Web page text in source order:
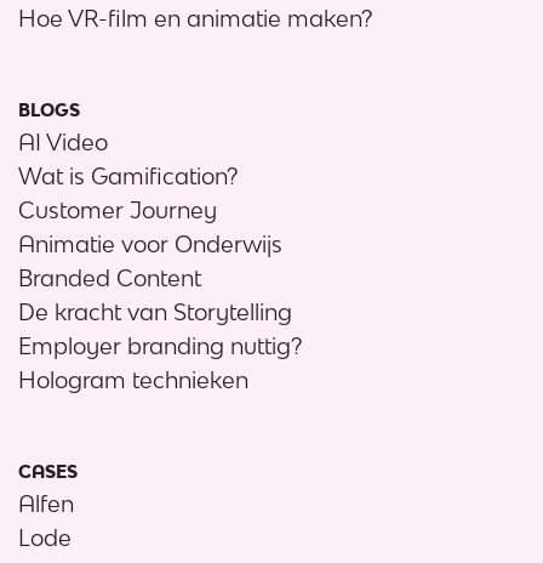
Hoe VR-film en animatie maken?
BLOGS
AI Video
Wat is Gamification?
Customer Journey
Animatie voor Onderwijs
Branded Content
De kracht van Storytelling
Employer branding nuttig?
Hologram technieken
CASES
Alfen
Lode